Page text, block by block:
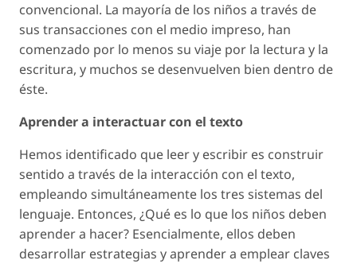
convencional. La mayoría de los niños a través de
sus transacciones con el medio impreso, han
comenzado por lo menos su viaje por la lectura y la
escritura, y muchos se desenvuelven bien dentro de
éste.
Aprender a interactuar con el texto
Hemos identificado que leer y escribir es construir
sentido a través de la interacción con el texto,
empleando simultáneamente los tres sistemas del
lenguaje. Entonces, ¿Qué es lo que los niños deben
aprender a hacer? Esencialmente, ellos deben
desarrollar estrategias y aprender a emplear claves